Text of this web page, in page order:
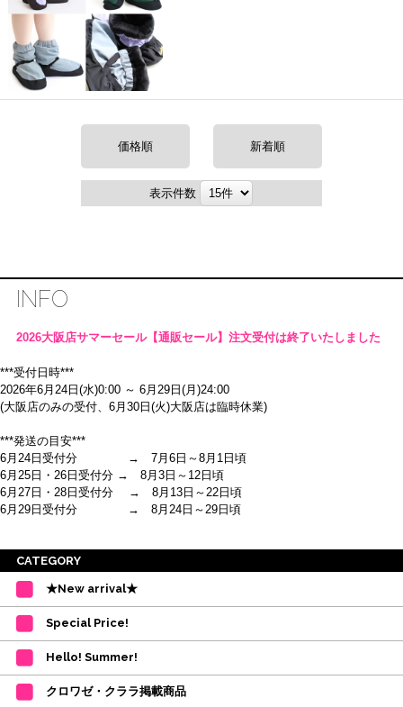
価格順 新着順
表示件数
INFO
2026大阪店サマーセール【通販セール】注文受付は終了いたしました
***受付日時***
2026年6月24日(水)0:00 ～ 6月29日(月)24:00
(大阪店のみの受付、6月30日(火)大阪店は臨時休業)
***発送の目安***
6月24日受付分 → 7月6日～8月1日頃
6月25日・26日受付分 → 8月3日～12日頃
6月27日・28日受付分 → 8月13日～22日頃
6月29日受付分 → 8月24日～29日頃
※ご注意
間を目安として下さい。
(目安は多少ずれこむ場合がございます。)
・在庫の確保は発送の直前に行います。カートに入れて注文完了となって
も、商品の確保はされておりません。
ご注文商品が在庫切れの場合は、上記お目安の頃にご連絡させていただき
ます。
カード決済をされたお客様は決済金額の変更をさせていただきます。
CATEGORY
★New arrival★
Special Price!
Hello! Summer!
クロワゼ・クララ掲載商品